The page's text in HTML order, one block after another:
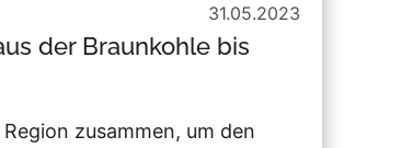
31.05.2023
der Braunkohle bis
zusammen, um den